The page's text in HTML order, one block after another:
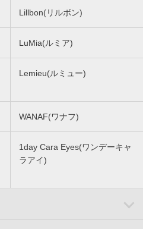
Lillbon(リルボン)
LuMia(ルミア)
Lemieu(ルミュー)
WANAF(ワナフ)
1day Cara Eyes(ワンデーキャ
ラアイ)